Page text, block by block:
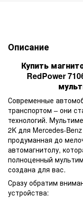
Описание
Купить
RedPower
Современные
транспортом – они
технологий.
2K для Mercedes-
продуманная до
автомагнитолу,
полноценный
создана для вас.
Сразу обратим
устройства: